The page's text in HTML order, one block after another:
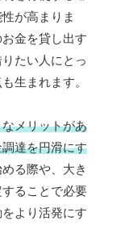
が高まりま
金を貸し出す
たい人にとっ
生まれます。
メリットがあ
達を円滑にす
る際や、大き
ることで必要
より活発にす